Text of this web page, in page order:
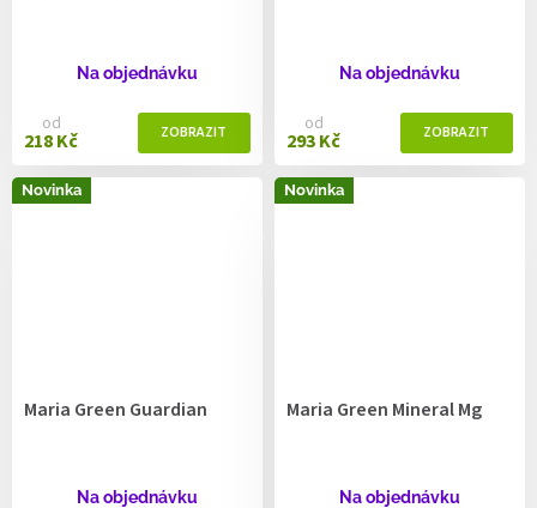
Na objednávku
od
218 Kč
Na objednávku
od
293 Kč
Novinka
Maria Green Guardian
Na objednávku
Novinka
Maria Green Mineral Mg
Na objednávku